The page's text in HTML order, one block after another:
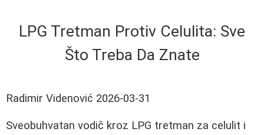
LPG Tretman Protiv Celulita: Sve
Što Treba Da Znate
Radimir Videnović 2026-03-31
Sveobuhvatan vodič kroz LPG tretman za celulit i